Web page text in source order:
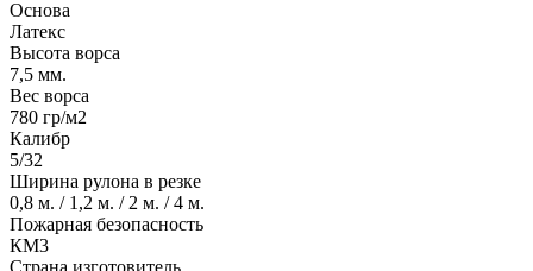
Основа
Латекс
Высота ворса
7,5 мм.
Вес ворса
780 гр/м2
Калибр
5/32
Ширина рулона в резке
0,8 м. / 1,2 м. / 2 м. / 4 м.
Пожарная безопасность
КМ3
Страна изготовитель